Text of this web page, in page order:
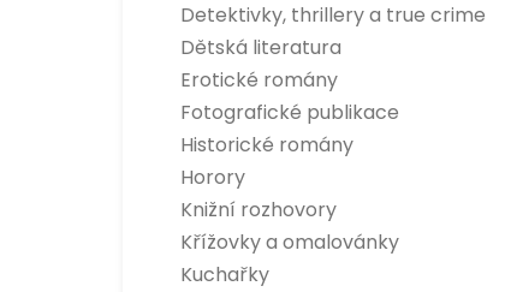
Detektivky, thrillery a true crime
Detektivky
True crime
Thrillery
Dětská literatura
Dětská naučná
Dětská beletrie
Erotické romány
Fotografické publikace
Historické romány
Horory
Knižní rozhovory
Křížovky a omalovánky
Kuchařky